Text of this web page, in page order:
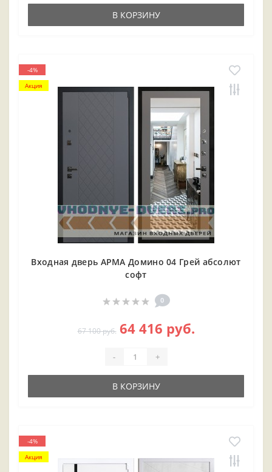
В КОРЗИНУ
-4%
Акция
Входная дверь АРМА Домино 04 Грей абсолют
софт
0
67 100 руб. 64 416 руб.
- +
В КОРЗИНУ
-4%
Акция